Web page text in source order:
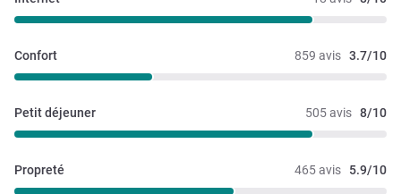
859 avis 3.7/10
Confort
505 avis 8/10
Petit déjeuner
465 avis 5.9/10
Propreté